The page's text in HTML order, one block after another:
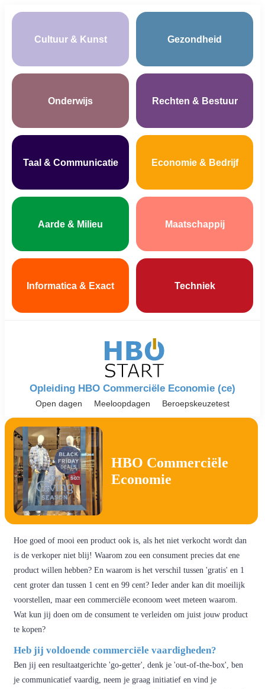
Cultuur & Kunst Gezondheid
Onderwijs Rechten & Bestuur
Taal & Communicatie Economie & Bedrijf
Aarde & Milieu Maatschappij
Informatica & Exact Techniek
Opleiding HBO Commerciële Economie (ce)
Open dagen Meeloopdagen Beroepskeuzetest
HBO Commerciële
Economie
Hoe goed of mooi een product ook is, als het niet verkocht wordt dan
is de verkoper niet blij! Waarom zou een consument precies dat ene
product willen hebben? En waarom is het verschil tussen 'gratis' en 1
cent groter dan tussen 1 cent en 99 cent? Ieder ander kan dit moeilijk
voorstellen, maar een commerciële econoom weet meteen waarom.
Wat kun jij doen om de consument te verleiden om juist jouw product
te kopen?
Heb jij voldoende commerciële vaardigheden?
Ben jij een resultaatgerichte 'go-getter', denk je 'out-of-the-box', ben
je communicatief vaardig, neem je graag initiatief en vind je